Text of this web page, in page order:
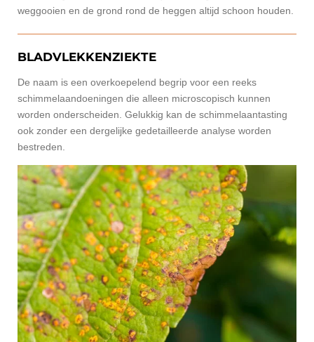
weggooien en de grond rond de heggen altijd schoon houden.
BLADVLEKKENZIEKTE
De naam is een overkoepelend begrip voor een reeks
schimmelaandoeningen die alleen microscopisch kunnen
worden onderscheiden. Gelukkig kan de schimmelaantasting
ook zonder een dergelijke gedetailleerde analyse worden
bestreden.